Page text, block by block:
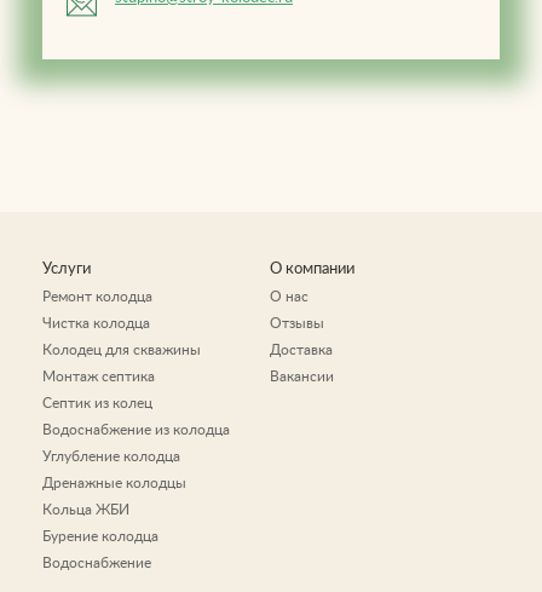
Услуги
Ремонт колодца
Чистка колодца
Колодец для скважины
Монтаж септика
Септик из колец
Водоснабжение из колодца
Углубление колодца
Дренажные колодцы
Кольца ЖБИ
Бурение колодца
Водоснабжение
О компании
О нас
Отзывы
Доставка
Вакансии